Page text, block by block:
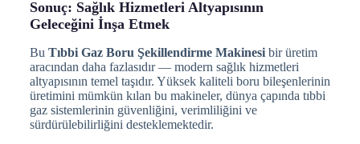
Sonuç: Sağlık Hizmetleri Altyapısının
Geleceğini İnşa Etmek
Bu Tıbbi Gaz Boru Şekillendirme Makinesibir üretim
aracından daha fazlasıdır — modern sağlık hizmetleri
altyapısının temel taşıdır. Yüksek kaliteli boru bileşenlerinin
üretimini mümkün kılan bu makineler, dünya çapında tıbbi
gaz sistemlerinin güvenliğini, verimliliğini ve
sürdürülebilirliğini desteklemektedir.